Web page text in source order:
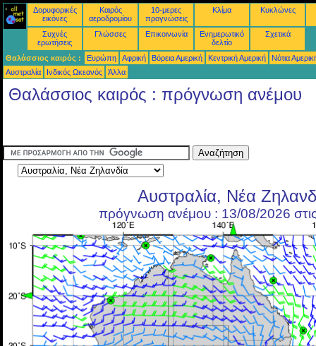
Δορυφορικές
εικόνες
Καιρός
αεροδρομίου
10-μερες
προγνώσεις
Κλίμα Κυκλώνες
Συχνές
ερωτήσεις
Γλώσσες Επικοινωνία
Ενημερωτικό
δελτίο
Σχετικά
Θαλάσσιος καιρός : Ευρώπη Αφρική Βόρεια Αμερική Κεντρική Αμερική
Νότια
Αυστραλία
Ινδικός Ωκεανός Άλλα
Θαλάσσιος καιρός : πρόγνωση ανέμου
Αυστραλία, Νέα
πρόγνωση ανέμου : 13/08/2026